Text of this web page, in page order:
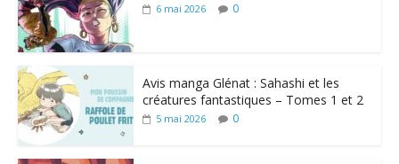
6 mai 2026 0
Avis manga Glénat : Sahashi et les
créatures fantastiques – Tomes 1 et 2
5 mai 2026 0